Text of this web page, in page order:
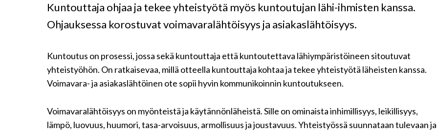
Kuntouttaja ohjaa ja tekee yhteistyötä myös kuntoutujan lähi-ihmisten kanssa.
Ohjauksessa korostuvat voimavaralähtöisyys ja asiakaslähtöisyys.
Kuntoutus on prosessi, jossa sekä kuntouttaja että kuntoutettava lähiympäristöineen sitoutuvat
yhteistyöhön. On ratkaisevaa, millä otteella kuntouttaja kohtaa ja tekee yhteistyötä läheisten kanssa.
Voimavara- ja asiakaslähtöinen ote sopii hyvin kommunikoinnin kuntoutukseen.
Voimavaralähtöisyys on myönteistä ja käytännönläheistä. Sille on ominaista inhimillisyys, leikillisyys,
lämpö, luovuus, huumori, tasa-arvoisuus, armollisuus ja joustavuus. Yhteistyössä suunnataan tulevaan ja